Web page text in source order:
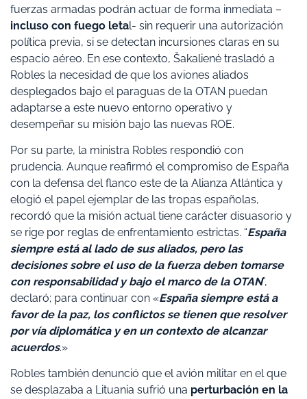
fuerzas armadas podrán actuar de forma inmediata –
incluso con fuego letal- sin requerir una autorización
política previa, si se detectan incursiones claras en su
espacio aéreo. En ese contexto, Šakalienė trasladó a
Robles la necesidad de que los aviones aliados
desplegados bajo el paraguas de la OTAN puedan
adaptarse a este nuevo entorno operativo y
desempeñar su misión bajo las nuevas ROE.
Por su parte, la ministra Robles respondió con
prudencia. Aunque reafirmó el compromiso de España
con la defensa del flanco este de la Alianza Atlántica y
elogió el papel ejemplar de las tropas españolas,
recordó que la misión actual tiene carácter disuasorio y
se rige por reglas de enfrentamiento estrictas. “España
siempre está al lado de sus aliados, pero las
decisiones sobre el uso de la fuerza deben tomarse
con responsabilidad y bajo el marco de la OTAN”,
declaró; para continuar con «España siempre está a
favor de la paz, los conflictos se tienen que resolver
por vía diplomática y en un contexto de alcanzar
acuerdos.»
Robles también denunció que el avión militar en el que
se desplazaba a Lituania sufrió una perturbación en la